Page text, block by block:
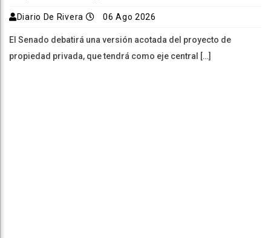
Diario De Rivera 06 Ago 2026
El Senado debatirá una versión acotada del proyecto de
propiedad privada, que tendrá como eje central […]